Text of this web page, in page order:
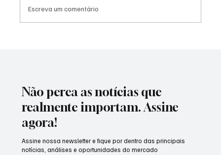
Escreva um comentário
Não perca as notícias que
realmente importam. Assine
agora!
Assine nossa newsletter e fique por dentro das principais
notícias, análises e oportunidades do mercado